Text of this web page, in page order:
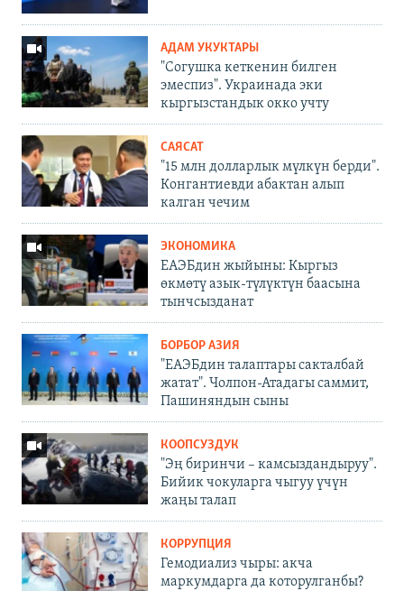
АДАМ УКУКТАРЫ
"Согушка кеткенин билген
эмеспиз". Украинада эки
кыргызстандык окко учту
САЯСАТ
"15 млн долларлык мүлкүн берди".
Конгантиевди абактан алып
калган чечим
ЭКОНОМИКА
ЕАЭБдин жыйыны: Кыргыз
өкмөтү азык-түлүктүн баасына
тынчсызданат
БОРБОР АЗИЯ
"ЕАЭБдин талаптары сакталбай
жатат". Чолпон-Атадагы саммит,
Пашиняндын сыны
КООПСУЗДУК
"Эң биринчи – камсыздандыруу".
Бийик чокуларга чыгуу үчүн
жаңы талап
КОРРУПЦИЯ
Гемодиализ чыры: акча
маркумдарга да которулганбы?